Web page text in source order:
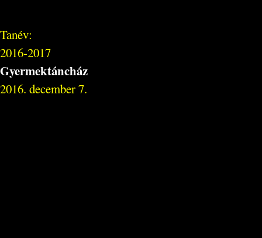
Tanév:
2016-2017
Gyermektáncház
2016. december 7.